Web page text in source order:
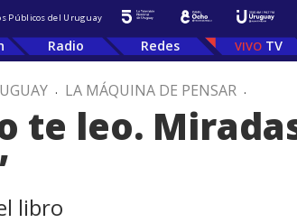
Públicos del Uruguay
Radio Redes TV
. LA MÁQUINA DE PENSAR .
te leo.
libro